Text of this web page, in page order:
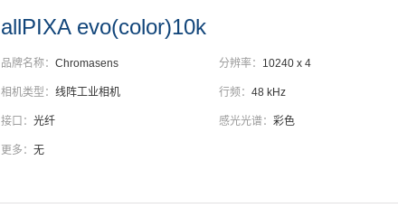
allPIXA evo(color)10k
品牌名称： Chromasens 分辨率： 10240 x 4
相机类型： 线阵工业相机 行频：48 kHz
接口： 光纤 感光光谱：彩色
更多： 无